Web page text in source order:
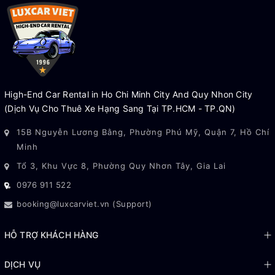
hàng đáp ứng đầy đủ điều kiện theo quy định.
Có cho thuê xe kèm tài xế không?
Có. Đội ngũ tài xế chuyên nghiệp, nhiều kinh nghiệm và phục
Có xuất hóa đơn VAT không?
hàng cá nhân và doanh nghiệp.
Có phục vụ ngoài TP.HCM không?
Có. Chúng tôi phục vụ các tuyến đi Vũng Tàu, Đà Lạt, Phan
thành trên toàn quốc.
Dịch Vụ Liên Quan
Thuê xe Mercedes S450 Luxury
High-End Car Rental in Ho Chi Minh City And Quy Nhon City
(Dịch Vụ Cho Thuê Xe Hạng Sang Tại TP.HCM - TP.QN)
15B Nguyễn Lương Bằng, Phường Phú Mỹ, Quận 7, Hồ Chí
Minh
Tổ 3, Khu Vực 8, Phường Quy Nhơn Tây, Gia Lai
0976 911 522
booking@luxcarviet.vn (Support)
HỖ TRỢ KHÁCH HÀNG
DỊCH VỤ